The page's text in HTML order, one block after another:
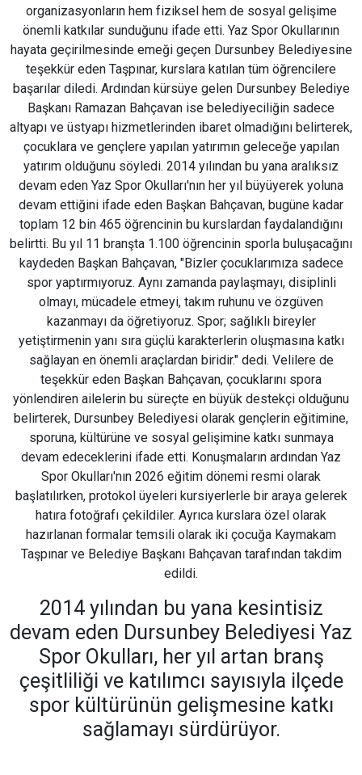
organizasyonların hem fiziksel hem de sosyal gelişime
önemli katkılar sunduğunu ifade etti. Yaz Spor Okullarının
hayata geçirilmesinde emeği geçen Dursunbey Belediyesine
teşekkür eden Taşpınar, kurslara katılan tüm öğrencilere
başarılar diledi. Ardından kürsüye gelen Dursunbey Belediye
Başkanı Ramazan Bahçavan ise belediyeciliğin sadece
altyapı ve üstyapı hizmetlerinden ibaret olmadığını belirterek,
çocuklara ve gençlere yapılan yatırımın geleceğe yapılan
yatırım olduğunu söyledi. 2014 yılından bu yana aralıksız
devam eden Yaz Spor Okulları'nın her yıl büyüyerek yoluna
devam ettiğini ifade eden Başkan Bahçavan, bugüne kadar
toplam 12 bin 465 öğrencinin bu kurslardan faydalandığını
belirtti. Bu yıl 11 branşta 1.100 öğrencinin sporla buluşacağını
kaydeden Başkan Bahçavan, "Bizler çocuklarımıza sadece
spor yaptırmıyoruz. Aynı zamanda paylaşmayı, disiplinli
olmayı, mücadele etmeyi, takım ruhunu ve özgüven
kazanmayı da öğretiyoruz. Spor; sağlıklı bireyler
yetiştirmenin yanı sıra güçlü karakterlerin oluşmasına katkı
sağlayan en önemli araçlardan biridir." dedi. Velilere de
teşekkür eden Başkan Bahçavan, çocuklarını spora
yönlendiren ailelerin bu süreçte en büyük destekçi olduğunu
belirterek, Dursunbey Belediyesi olarak gençlerin eğitimine,
sporuna, kültürüne ve sosyal gelişimine katkı sunmaya
devam edeceklerini ifade etti. Konuşmaların ardından Yaz
Spor Okulları'nın 2026 eğitim dönemi resmi olarak
başlatılırken, protokol üyeleri kursiyerlerle bir araya gelerek
hatıra fotoğrafı çekildiler. Ayrıca kurslara özel olarak
hazırlanan formalar temsili olarak iki çocuğa Kaymakam
Taşpınar ve Belediye Başkanı Bahçavan tarafından takdim
edildi.
2014 yılından bu yana kesintisiz
devam eden Dursunbey Belediyesi Yaz
Spor Okulları, her yıl artan branş
çeşitliliği ve katılımcı sayısıyla ilçede
spor kültürünün gelişmesine katkı
sağlamayı sürdürüyor.